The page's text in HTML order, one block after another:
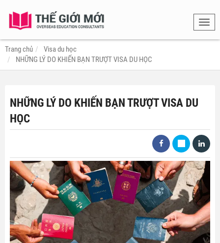
Trang chủ
Visa du học
NHỮNG LÝ DO KHIẾN BẠN TRƯỢT VISA DU HỌC
NHỮNG LÝ DO KHIẾN BẠN TRƯỢT VISA DU
HỌC